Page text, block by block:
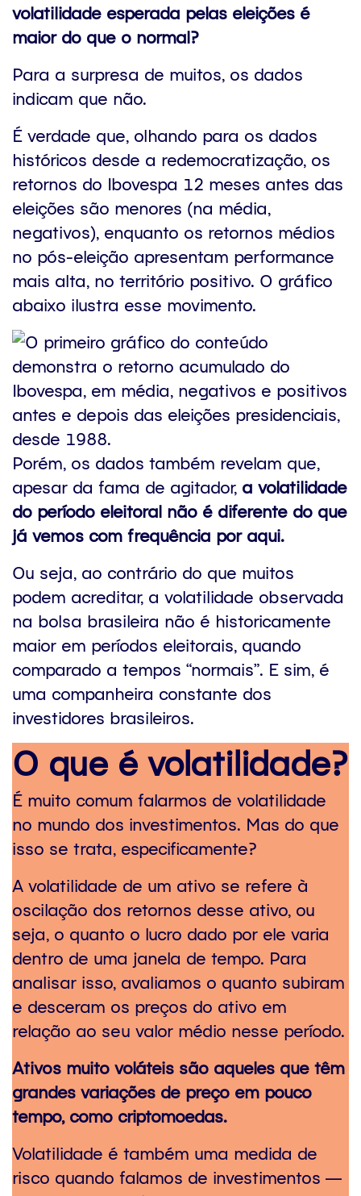
volatilidade esperada pelas eleições é
maior do que o normal?
Para a surpresa de muitos, os dados
indicam que não.
É verdade que, olhando para os dados
históricos desde a redemocratização, os
retornos do Ibovespa 12 meses antes das
eleições são menores (na média,
negativos), enquanto os retornos médios
no pós-eleição apresentam performance
mais alta, no território positivo. O gráfico
abaixo ilustra esse movimento.
Porém, os dados também revelam que,
apesar da fama de agitador, a volatilidade
do período eleitoral não é diferente do que
já vemos com frequência por aqui.
Ou seja, ao contrário do que muitos
podem acreditar, a volatilidade observada
na bolsa brasileira não é historicamente
maior em períodos eleitorais, quando
comparado a tempos “normais”. E sim, é
uma companheira constante dos
investidores brasileiros.
O que é volatilidade?
É muito comum falarmos de volatilidade
no mundo dos investimentos. Mas do que
isso se trata, especificamente?
A volatilidade de um ativo se refere à
oscilação dos retornos desse ativo, ou
seja, o quanto o lucro dado por ele varia
dentro de uma janela de tempo. Para
analisar isso, avaliamos o quanto subiram
e desceram os preços do ativo em
relação ao seu valor médio nesse período.
Ativos muito voláteis são aqueles que têm
grandes variações de preço em pouco
tempo, como criptomoedas.
Volatilidade é também uma medida de
risco quando falamos de investimentos —